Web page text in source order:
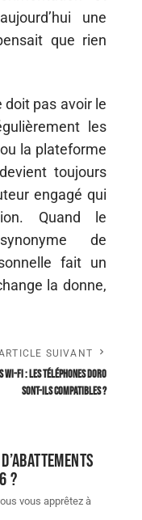
une
que rien
pas avoir le
les
la plateforme
toujours
engagé qui
Quand le
de
fait un
la donne,
SUIVANT
Wi-Fi : les téléphones Doro
sont-ils compatibles ?
?
vous apprêtez à